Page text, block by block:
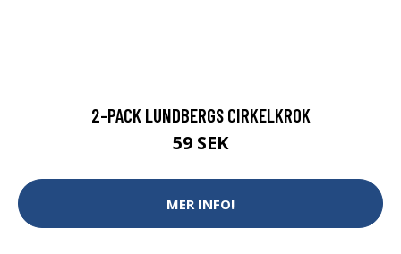
2-PACK LUNDBERGS CIRKELKROK
59 SEK
MER INFO!